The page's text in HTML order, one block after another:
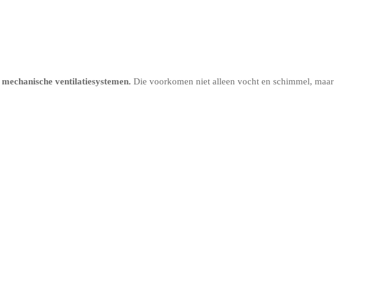
mechanische ventilatiesystemen. Die voorkomen niet alleen vocht en schimmel, maar